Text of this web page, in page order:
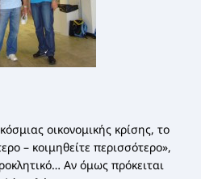
οικονομικής κρίσης, το
– κοιμηθείτε περισσότερο»,
Αν όμως πρόκειται